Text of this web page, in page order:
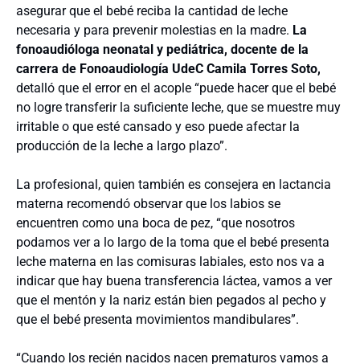
asegurar que el bebé reciba la cantidad de leche
necesaria y para prevenir molestias en la madre. La
fonoaudióloga neonatal y pediátrica, docente de la
carrera de Fonoaudiología UdeC Camila Torres Soto,
detalló que el error en el acople “puede hacer que el bebé
no logre transferir la suficiente leche, que se muestre muy
irritable o que esté cansado y eso puede afectar la
producción de la leche a largo plazo”.
La profesional, quien también es consejera en lactancia
materna recomendó observar que los labios se
encuentren como una boca de pez, “que nosotros
podamos ver a lo largo de la toma que el bebé presenta
leche materna en las comisuras labiales, esto nos va a
indicar que hay buena transferencia láctea, vamos a ver
que el mentón y la nariz están bien pegados al pecho y
que el bebé presenta movimientos mandibulares”.
“Cuando los recién nacidos nacen prematuros vamos a